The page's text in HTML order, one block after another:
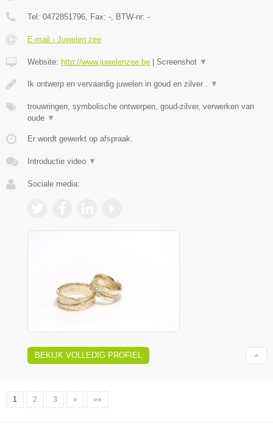
Tel: 0472851796, Fax: -, BTW-nr: -
E-mail › Juwelen zee
Website: http://www.juwelenzee.be Screenshot ▼
Ik ontwerp en vervaardig juwelen in goud en zilver . ▼
trouwringen, symbolische ontwerpen, goud-zilver, verwerken van
oude ▼
Er wordt gewerkt op afspraak.
Introductie video ▼
Sociale media:
BEKIJK VOLLEDIG PROFIEL
1 2 3 » »»